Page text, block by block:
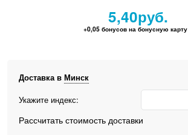
5,40руб.
+0,05 бонусов на бонусную карту
Доставка в Минск
Укажите индекс:
Рассчитать стоимость доставки